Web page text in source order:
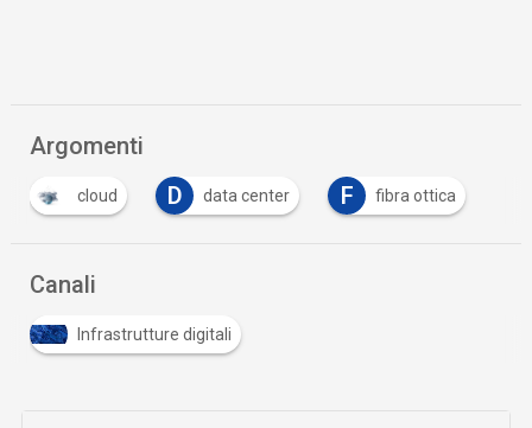
Argomenti
cloud D data center F fibra ottica
Canali
Infrastrutture digitali